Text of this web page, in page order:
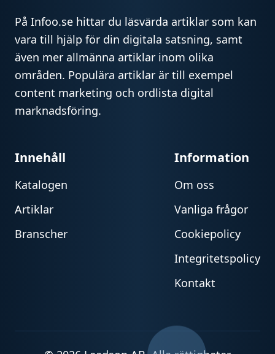
På Infoo.se hittar du läsvärda artiklar som kan
vara till hjälp för din digitala satsning, samt
även mer allmänna artiklar inom olika
områden. Populära artiklar är till exempel
content marketing och ordlista digital
marknadsföring.
Innehåll
Katalogen
Artiklar
Branscher
Information
Om oss
Vanliga frågor
Cookiepolicy
Integritetspolicy
Kontakt